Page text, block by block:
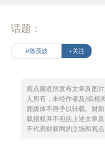
话题：
#陈茂波 +关注
观点频道所发布文章及图
人所有，未经作者及/或相
面媒体不得予以转载。财
载授权并不包括上述文章
不代表财新网的立场和观点